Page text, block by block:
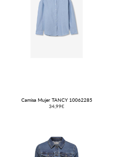
Camisa Mujer TANCY 10062285
34,99€